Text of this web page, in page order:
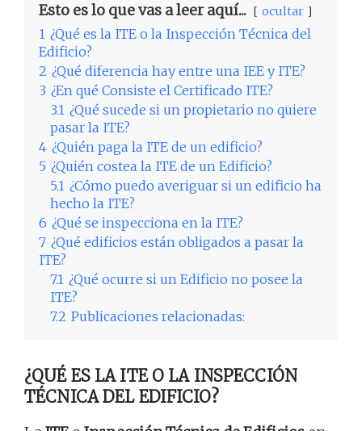
Esto es lo que vas a leer aquí... ocultar
1 ¿Qué es la ITE o la Inspección Técnica del
Edificio?
2 ¿Qué diferencia hay entre una IEE y ITE?
3 ¿En qué Consiste el Certificado ITE?
3.1 ¿Qué sucede si un propietario no quiere
pasar la ITE?
4 ¿Quién paga la ITE de un edificio?
5 ¿Quién costea la ITE de un Edificio?
5.1 ¿Cómo puedo averiguar si un edificio ha
hecho la ITE?
6 ¿Qué se inspecciona en la ITE?
7 ¿Qué edificios están obligados a pasar la
ITE?
7.1 ¿Qué ocurre si un Edificio no posee la
ITE?
7.2 Publicaciones relacionadas:
¿QUÉ ES LA ITE O LA INSPECCIÓN
TÉCNICA DEL EDIFICIO?